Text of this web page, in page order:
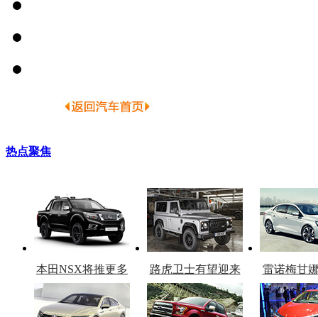
热点聚焦
本田NSX将推更多
车型
路虎卫士有望迎来
复产
雷诺梅甘
官